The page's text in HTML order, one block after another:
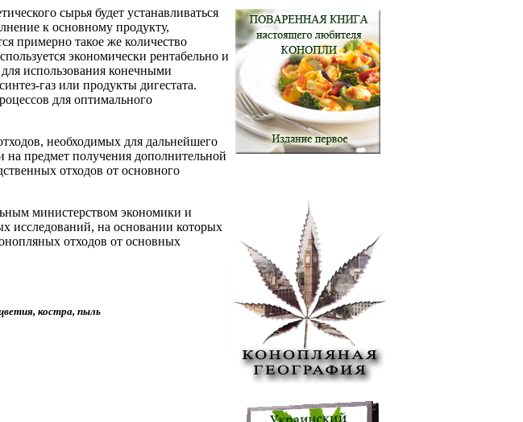
сырья будет устанавливаться
к основному продукту,
примерно такое же количество
экономически рентабельно и
использования конечными
газ или продукты дигестата.
для оптимального
необходимых для дальнейшего
на предмет получения дополнительной
отходов от основного
министерством экономики и
исследований, на основании которых
отходов от основных
костра, пыль